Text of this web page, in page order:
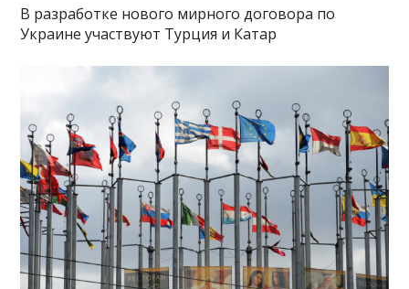
В разработке нового мирного договора по
Украине участвуют Турция и Катар